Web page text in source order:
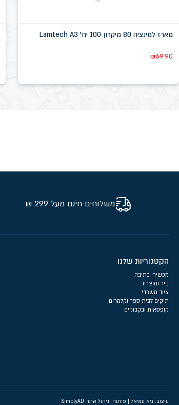
מארז למינציה 80 מיקרון 100 יח' Lamtech A3
₪69.90
משלוחים חינם מעל 299 ₪
הקטגוריות שלנו
מכשירי כתיבה
נייר ומוצריו
ציוד משרדי
תיקים לבית ספר וקלמרים
קופסאות ובקבוקים
עיצוב: גיא עמיאל | פיתוח וניהול אתר: SimplyAD